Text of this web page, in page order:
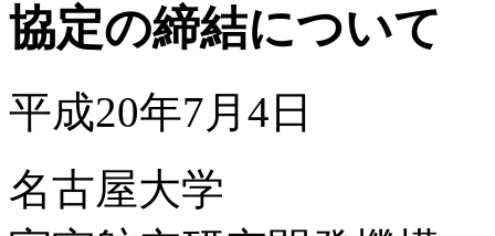
協定の締結について
平成20年7月4日
名古屋大学